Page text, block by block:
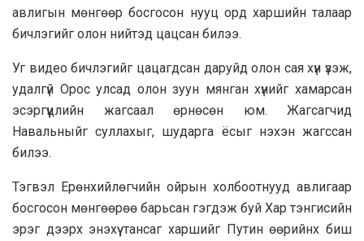
авлигын мөнгөөр босгосон нууц орд харшийн талаар
бичлэгийг олон нийтэд цацсан билээ.
Уг видео бичлэгийг цацагдсан даруйд олон сая хүн үзэж,
удалгүй Орос улсад олон зуун мянган хүнийг хамарсан
эсэргүүцлийн жагсаал өрнөсөн юм. Жагсагчид
Навальныйг суллахыг, шударга ёсыг нэхэн жагссан
билээ.
Тэгвэл Ерөнхийлөгчийн ойрын холбоотнууд авлигаар
босгосон мөнгөөрөө барьсан гэгдэж буй Хар тэнгисийн
эрэг дээрх энэхүү тансаг харшийг Путин өөрийнх биш